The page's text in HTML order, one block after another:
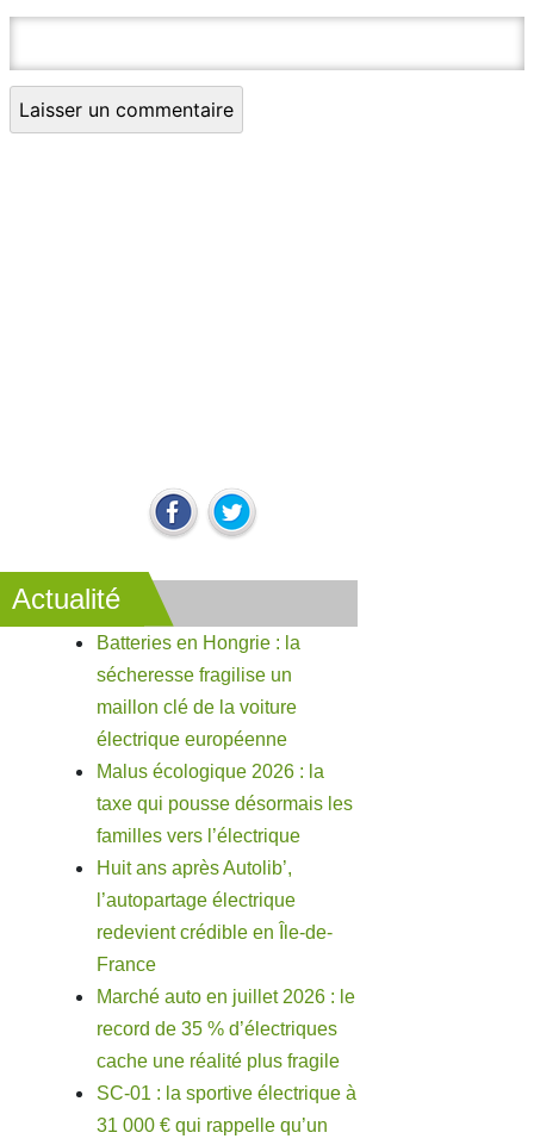
Actualité
Batteries en Hongrie : la
sécheresse fragilise un
maillon clé de la voiture
électrique européenne
Malus écologique 2026 : la
taxe qui pousse désormais les
familles vers l’électrique
Huit ans après Autolib’,
l’autopartage électrique
redevient crédible en Île-de-
France
Marché auto en juillet 2026 : le
record de 35 % d’électriques
cache une réalité plus fragile
SC-01 : la sportive électrique à
31 000 € qui rappelle qu’un